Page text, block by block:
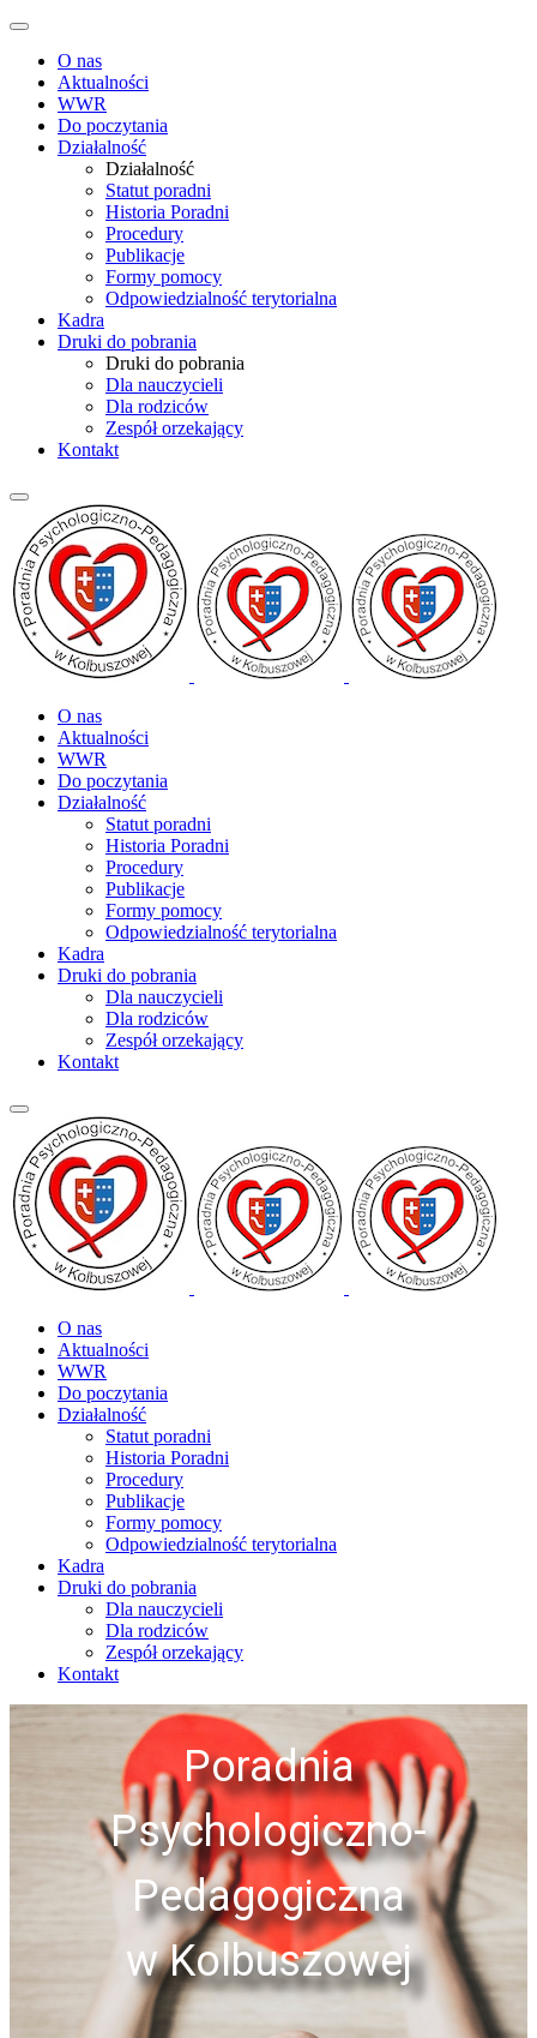
O nas
Aktualności
WWR
Do poczytania
Działalność
Działalność
Statut poradni
Historia Poradni
Procedury
Publikacje
Formy pomocy
Odpowiedzialność terytorialna
Kadra
Druki do pobrania
Druki do pobrania
Dla nauczycieli
Dla rodziców
Zespół orzekający
Kontakt
O nas
Aktualności
WWR
Do poczytania
Działalność
Statut poradni
Historia Poradni
Procedury
Publikacje
Formy pomocy
Odpowiedzialność terytorialna
Kadra
Druki do pobrania
Dla nauczycieli
Dla rodziców
Zespół orzekający
Kontakt
O nas
Aktualności
WWR
Do poczytania
Działalność
Statut poradni
Historia Poradni
Procedury
Publikacje
Formy pomocy
Odpowiedzialność terytorialna
Kadra
Druki do pobrania
Dla nauczycieli
Dla rodziców
Zespół orzekający
Kontakt
Poradnia
Psychologiczno-
Pedagogiczna
w Kolbuszowej